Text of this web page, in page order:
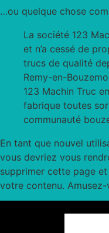
…ou quelque chose
La société 123
et n’a cessé de
trucs de qualité
Remy-en-
123 Machin Truc
fabrique toutes
communauté
En tant que nouvel
vous devriez vous
supprimer cette page
votre contenu. Amusez-